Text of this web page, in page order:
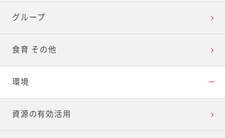
グループ
食育 その他
環境
資源の有効活用